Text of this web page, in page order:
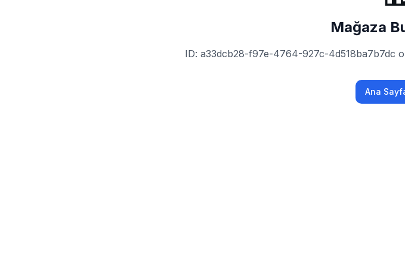
Mağaza
ID: a33dcb28-f97e-4764-927c-4d518ba7b7dc
Ana